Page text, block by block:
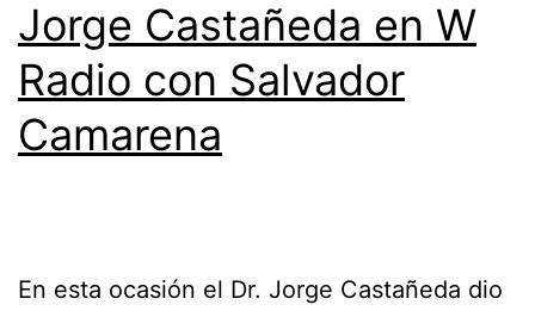
Jorge Castañeda en W
Radio con Salvador
Camarena
En esta ocasión el Dr. Jorge Castañeda dio